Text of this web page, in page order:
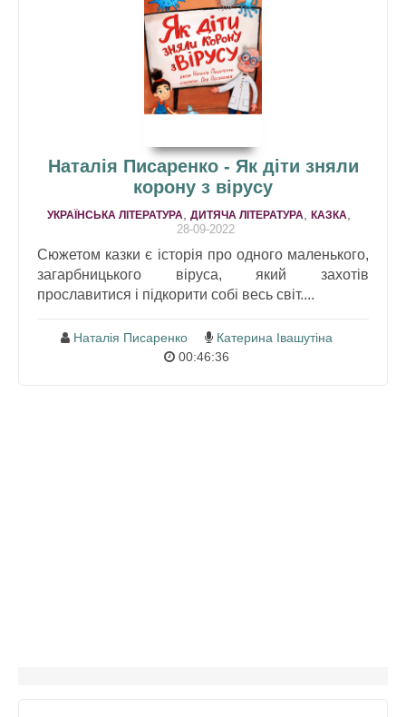
Наталія Писаренко - Як діти зняли
корону з вірусу
УКРАЇНСЬКА ЛІТЕРАТУРА ДИТЯЧА ЛІТЕРАТУРА КАЗКА
28-09-2022
Сюжетом казки є історія про одного маленького,
загарбницького віруса, який захотів
прославитися і підкорити собі весь світ....
Наталія Писаренко
Катерина Івашутіна
00:46:36